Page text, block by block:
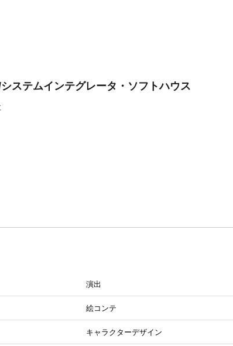
ステムインテグレータ・ソフトハウス
演出
絵コンテ
キャラクターデザイン